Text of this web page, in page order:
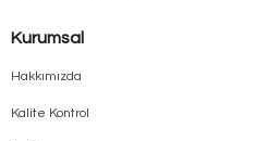
Kurumsal
Hakkımızda
Kalite Kontrol